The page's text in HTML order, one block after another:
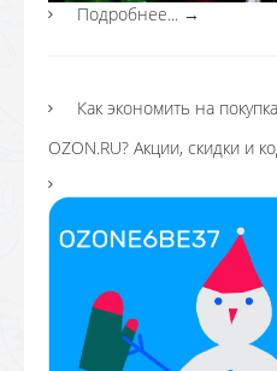
Подробнее... →
Как экономить на
OZON.RU? Акции, скидки и